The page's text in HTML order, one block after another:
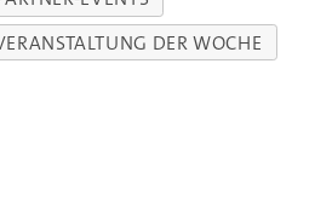
DER WOCHE